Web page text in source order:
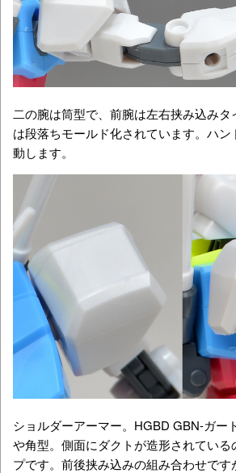
二の腕は筒型で、前腕は左右挟み込みタ
は段落ちモールド化されています。ハ
動します。
ショルダーアーマー。HGBD GBN-ガー
や角型。側面にダクトが造形されている
プです。前後挟み込みの組み合わせで